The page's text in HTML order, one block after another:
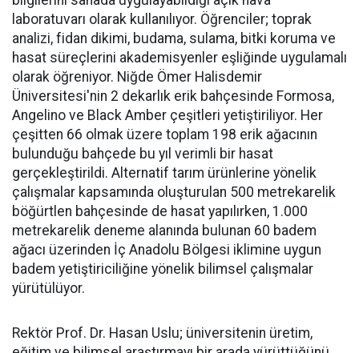
laboratuvarı olarak kullanılıyor. Öğrenciler; toprak
analizi, fidan dikimi, budama, sulama, bitki koruma ve
hasat süreçlerini akademisyenler eşliğinde uygulamalı
olarak öğreniyor. Niğde Ömer Halisdemir
Üniversitesi'nin 2 dekarlık erik bahçesinde Formosa,
Angelino ve Black Amber çeşitleri yetiştiriliyor. Her
çeşitten 66 olmak üzere toplam 198 erik ağacının
bulunduğu bahçede bu yıl verimli bir hasat
gerçekleştirildi. Alternatif tarım ürünlerine yönelik
çalışmalar kapsamında oluşturulan 500 metrekarelik
böğürtlen bahçesinde de hasat yapılırken, 1.000
metrekarelik deneme alanında bulunan 60 badem
ağacı üzerinden İç Anadolu Bölgesi iklimine uygun
badem yetiştiriciliğine yönelik bilimsel çalışmalar
yürütülüyor.
Rektör Prof. Dr. Hasan Uslu; üniversitenin üretim,